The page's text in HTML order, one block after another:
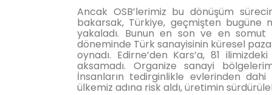
Ancak OSB’lerimiz bu dönüşüm
bakarsak, Türkiye, geçmişten bugüne
yakaladı. Bunun en son ve en somut
döneminde Türk sanayisinin küresel
oynadı. Edirne’den Kars’a, 81
aksamadı. Organize sanayi
İnsanların tedirginlikle evlerinden dahi
ülkemiz adına risk aldı, üretimin